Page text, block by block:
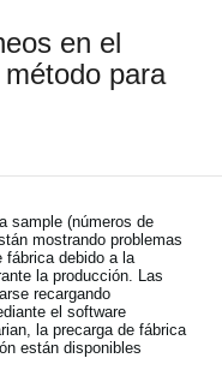
en el
para
sample (números de
mostrando problemas
fábrica debido a la
la producción. Las
recargando
el software
la precarga de fábrica
están disponibles